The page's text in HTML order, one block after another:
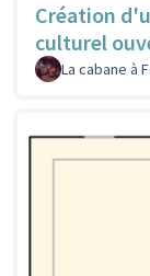
Création
culturel
La cabane à